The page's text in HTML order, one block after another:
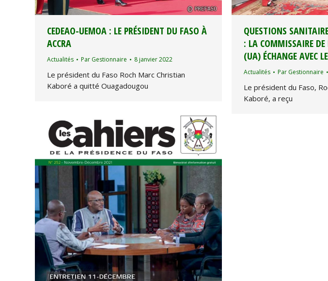
CEDEAO-UEMOA : LE PRÉSIDENT DU FASO À
ACCRA
Actualités Par Gestionnaire 8 janvier 2022
Le président du Faso Roch Marc Christian
Kaboré a quitté Ouagadougou
QUESTIONS
: LA COMMISSAIRE
(UA) ÉCHANGE AVEC
Actualités Par Gestionnaire
Le président du Faso,
Kaboré, a reçu